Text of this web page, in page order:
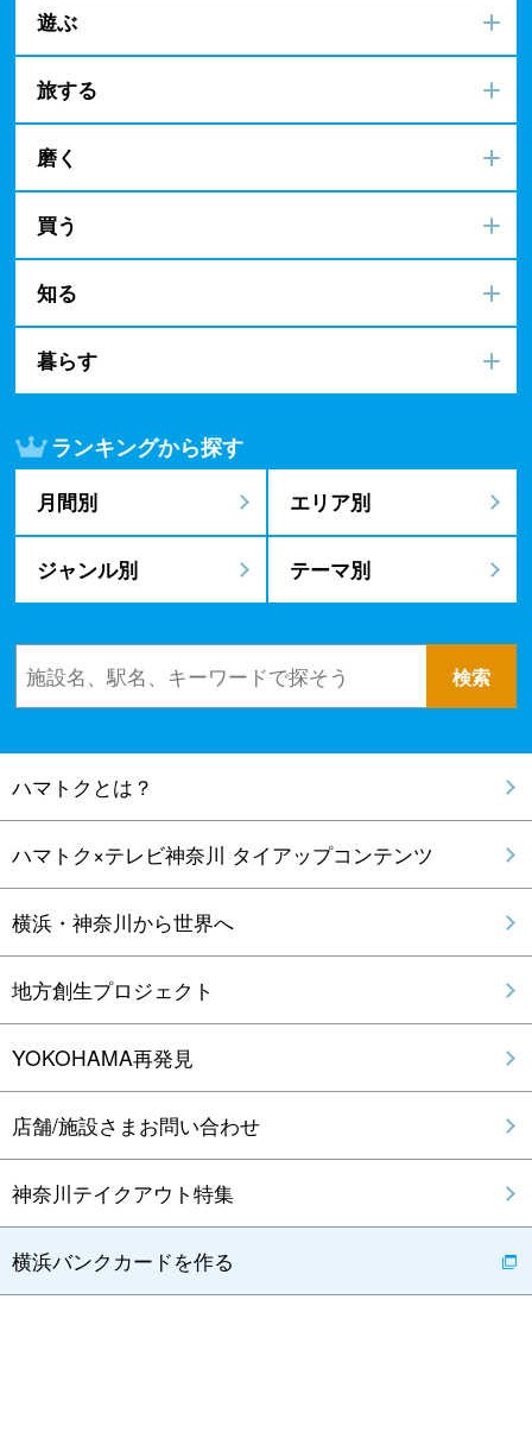
遊ぶ
旅する
磨く
買う
知る
暮らす
ランキングから探す
月間別 エリア別
ジャンル別 テーマ別
ハマトクとは？
ハマトク×テレビ神奈川 タイアップコンテンツ
横浜・神奈川から世界へ
地方創生プロジェクト
YOKOHAMA再発見
店舗/施設さまお問い合わせ
神奈川テイクアウト特集
横浜バンクカードを作る